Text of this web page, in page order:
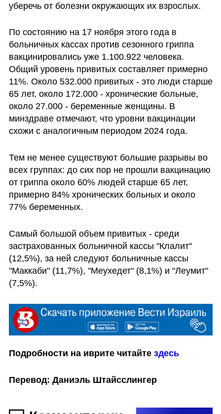
уберечь от болезни окружающих их взрослых.
По состоянию на 17 ноября этого года в
больничных кассах против сезонного гриппа
вакцинировались уже 1.100.922 человека.
Общий уровень привитых составляет примерно
11%. Около 532.000 привитых - это люди старше
65 лет, около 172.000 - хронические больные,
около 27.000 - беременные женщины. В
минздраве отмечают, что уровни вакцинации
схожи с аналогичным периодом 2024 года.
Тем не менее существуют большие разрывы во
всех группах: до сих пор не прошли вакцинацию
от гриппа около 60% людей старше 65 лет,
примерно 84% хронических больных и около
77% беременных.
Самый большой объем привитых - среди
застрахованных больничной кассы "Клалит"
(12,5%), за ней следуют больничные кассы
"Маккаби" (11,7%), "Меухедет" (8,1%) и "Леумит"
(7,5%).
Подробности на иврите читайте здесь
Перевод: Даниэль Штайсслингер